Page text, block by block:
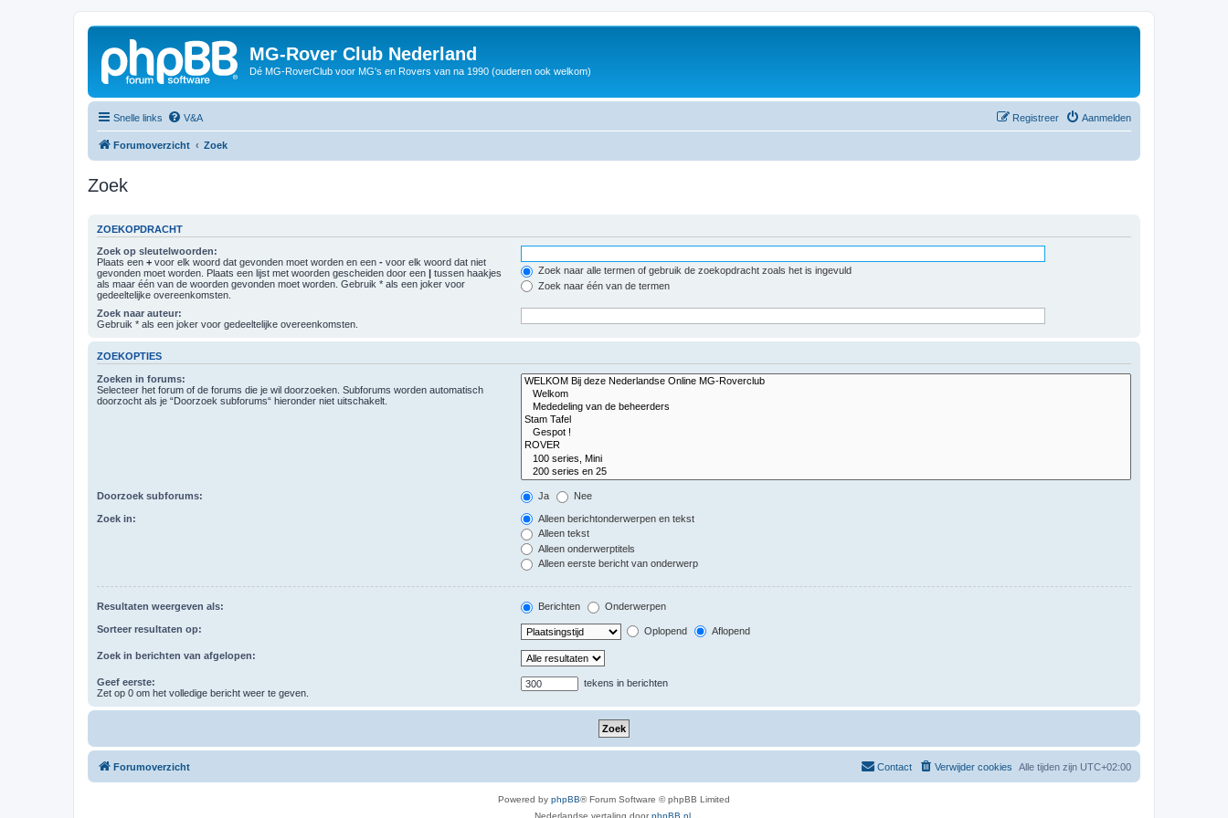
MG-Rover Club Nederland
Dé MG-RoverClub voor MG's en Rovers van na 1990 (ouderen ook welkom)
Snelle links V&A Aanmelden
Registreer
Forumoverzicht Zoek
Zoek
ZOEKOPDRACHT
Zoek op sleutelwoorden:
Plaats een + voor elk woord dat gevonden moet worden en een - voor elk woord dat niet
gevonden moet worden. Plaats een lijst met woorden gescheiden door een | tussen haakjes
als maar één van de woorden gevonden moet worden. Gebruik * als een joker voor
gedeeltelijke overeenkomsten.
Zoek naar alle termen of gebruik de zoekopdracht zoals het is ingevuld
Zoek naar één van de termen
Zoek naar auteur:
Gebruik * als een joker voor gedeeltelijke overeenkomsten.
ZOEKOPTIES
Zoeken in forums:
Selecteer het forum of de forums die je wil doorzoeken. Subforums worden automatisch
doorzocht als je “Doorzoek subforums“ hieronder niet uitschakelt.
Doorzoek subforums: Ja Nee
Zoek in:
Alleen berichtonderwerpen en tekst
Alleen tekst
Alleen onderwerptitels
Alleen eerste bericht van onderwerp
Resultaten weergeven als: Berichten Onderwerpen
Sorteer resultaten op: Oplopend Aflopend
Zoek in berichten van afgelopen:
Geef eerste:
Zet op 0 om het volledige bericht weer te geven.
tekens in berichten
Forumoverzicht Alle tijden zijn UTC+02:00
Verwijder cookies
Contact
Powered by phpBB® Forum Software © phpBB Limited
Nederlandse vertaling doorphpBB.nl